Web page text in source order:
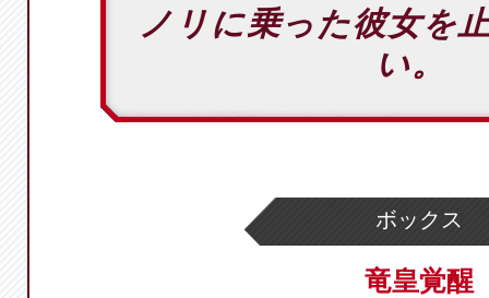
ノリに乗った彼女を
い。
ボックス
竜皇覚醒